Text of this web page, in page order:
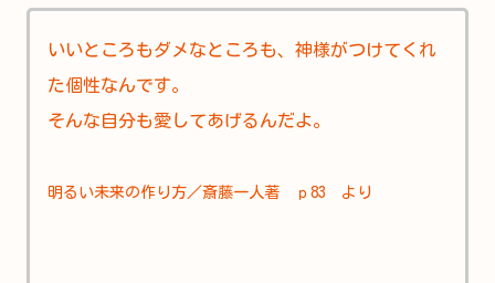
いいところもダメなところも、神様がつけてくれ
た個性なんです。
そんな自分も愛してあげるんだよ。
明るい未来の作り方／斎藤一人著 ｐ83 より